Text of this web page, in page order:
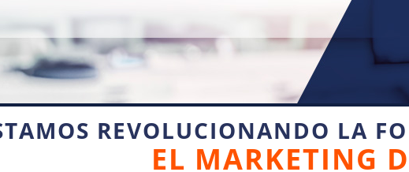
REVOLUCIONANDO LA
EL MARKETING